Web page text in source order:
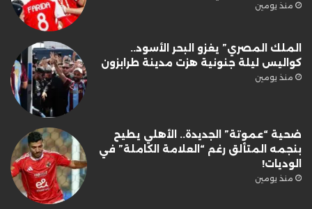
منذ يومين
الملك المصري” يغزو البحر الأسود..
كواليس ليلة جنونية هزت مدينة طرابزون
منذ يومين
ضحية “عموتة” الجديدة.. الأهلي يطيح
بنجمه المتألق رغم “العلامة الكاملة” في
الوديات!
منذ يومين